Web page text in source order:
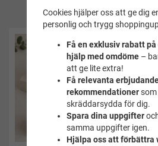
produkt
Cookies hjälper oss att ge dig
personlig och trygg
Få en exklusiv rabatt
hjälp med omdöme–
att ge lite extra!
Få relevanta
rekommendationersom
skräddarsydda för dig.
Spara dina uppgifter
samma uppgifter igen.
Hjälpa oss att förbättra